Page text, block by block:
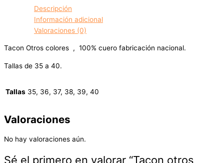
Descripción
Información adicional
Valoraciones (0)
Tacon Otros colores , 100% cuero fabricación nacional.
Tallas de 35 a 40.
Tallas 35, 36, 37, 38, 39, 40
Valoraciones
No hay valoraciones aún.
Sé el primero en valorar “Tacon otros